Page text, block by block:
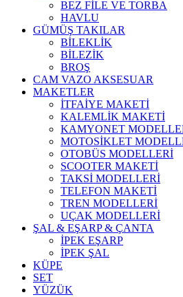
BEZ FİLE VE TORBA
HAVLU
GÜMÜŞ TAKILAR
BİLEKLİK
BİLEZİK
BROŞ
CAM VAZO AKSESUAR
MAKETLER
İTFAİYE MAKETİ
KALEMLİK MAKETİ
KAMYONET
MOTOSİKLET
OTOBÜS MODELLERİ
SCOOTER MAKETİ
TAKSİ MODELLERİ
TELEFON MAKETİ
TREN MODELLERİ
UÇAK MODELLERİ
ŞAL & EŞARP & ÇANTA
İPEK EŞARP
İPEK ŞAL
KÜPE
SET
YÜZÜK